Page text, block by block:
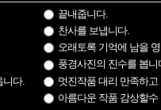
끝내줍니다.
찬사를 보냅니다.
오래토록 기억에 남을
풍경사진의 진수를 봅니
다.
멋진작품 대리 만족하고
아름다운 작품 감상할